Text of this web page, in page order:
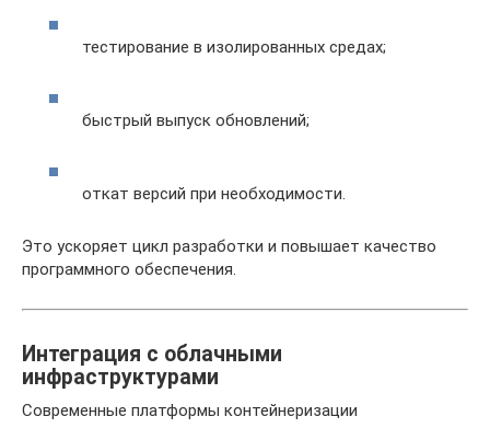
тестирование в изолированных средах;
быстрый выпуск обновлений;
откат версий при необходимости.
Это ускоряет цикл разработки и повышает качество
программного обеспечения.
Интеграция с облачными
инфраструктурами
Современные платформы контейнеризации